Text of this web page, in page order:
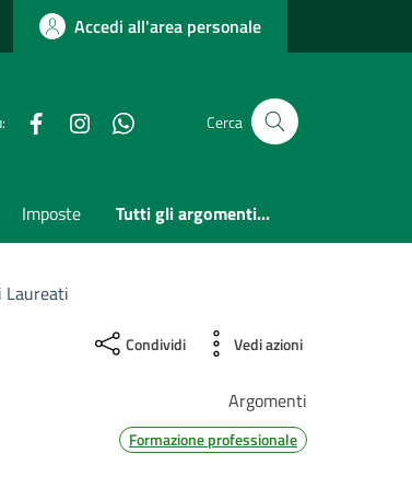
Accedi all'area personale
FacebookInstagramwhatsappCerca
Imposte Tutti gli argomenti...
Laureati
Condividi Vedi azioni
Argomenti
Formazione professionale